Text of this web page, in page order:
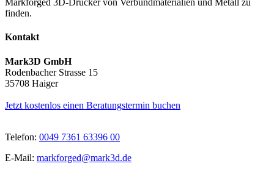
Markforged 3D-Drucker von Verbundmaterialien und Metall zu
finden.
Kontakt
Mark3D GmbH
Rodenbacher Strasse 15
35708 Haiger
Jetzt kostenlos einen Beratungstermin buchen
Telefon: 0049 7361 63396 00
E-Mail: markforged@mark3d.de